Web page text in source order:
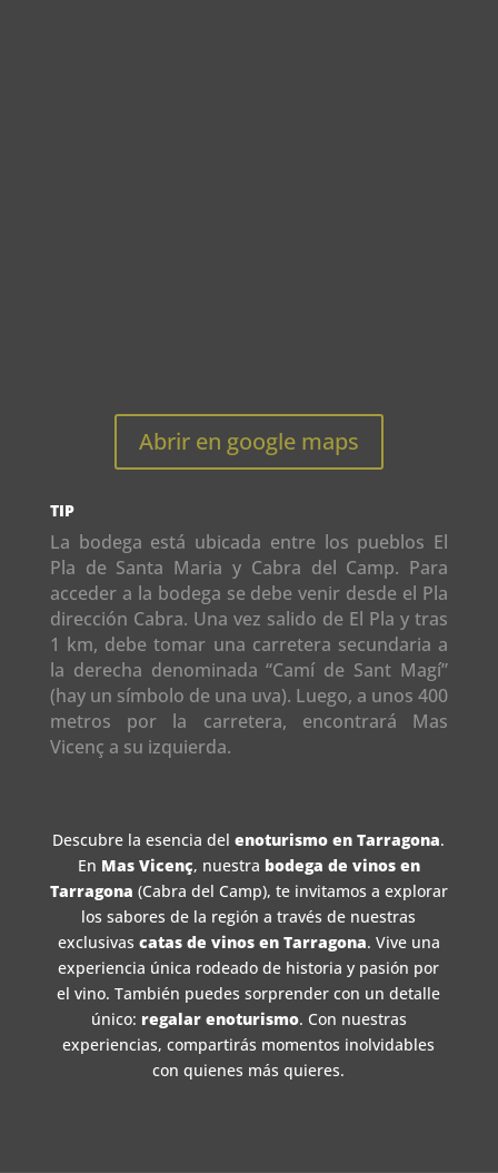
Abrir en google maps
TIP
La bodega está ubicada entre los pueblos El
Pla de Santa Maria y Cabra del Camp. Para
acceder a la bodega se debe venir desde el Pla
dirección Cabra. Una vez salido de El Pla y tras
1 km, debe tomar una carretera secundaria a
la derecha denominada “Camí de Sant Magí”
(hay un símbolo de una uva). Luego, a unos 400
metros por la carretera, encontrará Mas
Vicenç a su izquierda.
Descubre la esencia delenoturismo en Tarragona.
En Mas Vicenç, nuestra bodega de vinos en
Tarragona (Cabra del Camp), te invitamos a explorar
los sabores de la región a través de nuestras
exclusivas catas de vinos en Tarragona. Vive una
experiencia única rodeado de historia y pasión por
el vino. También puedes sorprender con un detalle
único: regalar enoturismo. Con nuestras
experiencias, compartirás momentos inolvidables
con quienes más quieres.